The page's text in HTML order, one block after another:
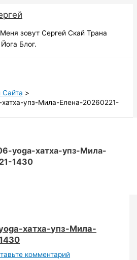
зовут Сергей Скай Трана
Блог.
Сайта
упз-Мила-Елена-20260221-
yoga-хатха-упз-Мила-
1430
хатха-упз-Мила-
комментарий